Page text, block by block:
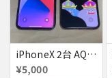
iPhoneX 2台 AQUOSsense5g ジャンク品
¥5,000